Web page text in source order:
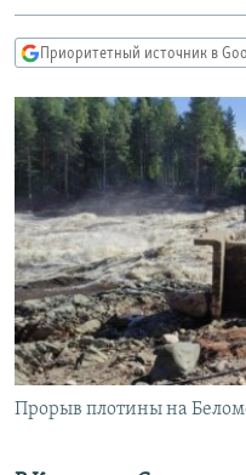
Вернутся
поиску
КАВКАЗ.РЕАЛИИ
СЕВЕР.РЕАЛИИ
СИБИРЬ.РЕАЛИИ
РАСПИСАНИЕ ВЕЩАНИЯ
ПОДПИШИТЕСЬ НА
СОЦИАЛЬНЫЕ СЕТИ
Приоритетный источник в
Прорыв плотины на